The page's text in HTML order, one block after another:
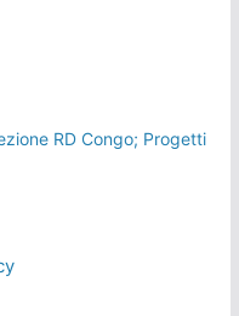
RD Congo; Progetti